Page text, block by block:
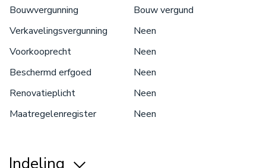
Bouwvergunning
Bouw vergund
Verkavelingsvergunning
Neen
Voorkooprecht
Neen
Beschermd erfgoed
Neen
Renovatieplicht
Neen
Maatregelenregister
Neen
Indeling